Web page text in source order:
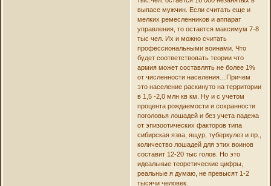
выпасе мужчин. Если считать еще и
мелких ремесленников и аппарат
управления, то остается максимум 7-8
тыс чел. Их и можно считать
профессиональными воинами. Что
будет соответствовать теории что
армия может составлять не более 1%
от численности населения…Причем
это население раскинуто на территории
в 1,5 -2,0 млн кв км. Ну и с учетом
процента рождаемости и сохранности
поголовья лошадей и без учета падежа
от эпизоотических факторов типа
сибирская язва, ящур, туберкулез и пр.,
количество лошадей для этих воинов
составит 12-20 тыс голов. Но это
идеальные теоретические цифры,
реальные я думаю, не превысят 1-2
тысячи человек.